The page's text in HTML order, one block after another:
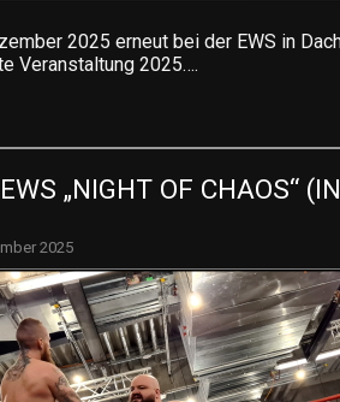
2025 erneut bei der EWS in
Veranstaltung 2025….
„NIGHT OF CHAOS“
2025